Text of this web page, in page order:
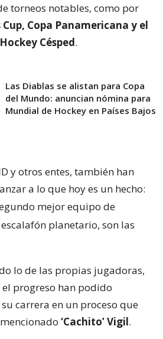
torneos notables, como por
Copa Panamericana y el
Césped.
Las Diablas se alistan para Copa
del Mundo: anuncian nómina para
Mundial de Hockey en Países Bajos
y otros entes, también han
a lo que hoy es un hecho:
mejor equipo de
planetario, son las
lo de las propias jugadoras,
progreso han podido
carrera en un proceso que
‘Cachito’ Vigil.